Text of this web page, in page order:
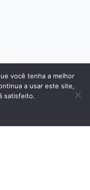
de Uso
você tenha a melhor
a usar este site,
satisfeito.